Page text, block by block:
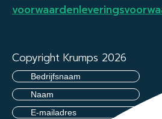
voorwaarden
Copyright Krumps 2026